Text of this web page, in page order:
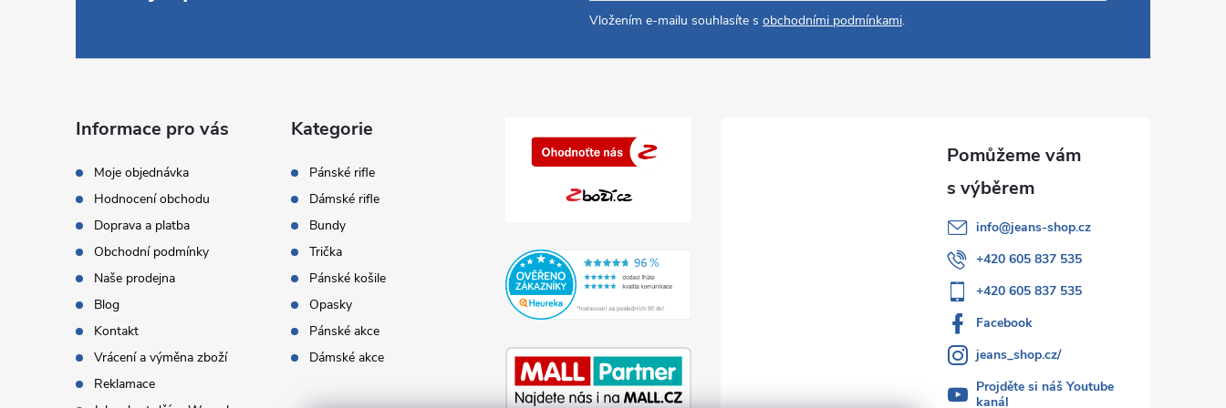
Vložením e-mailu souhlasíte s obchodními podmínkami.
Informace pro vás
Moje objednávka
Hodnocení obchodu
Doprava a platba
Obchodní podmínky
Naše prodejna
Blog
Kontakt
Vrácení a výměna zboží
Reklamace
Kategorie
Pánské rifle
Dámské rifle
Bundy
Trička
Pánské košile
Opasky
Pánské akce
Dámské akce
info@jeans-shop.cz
+420 605 837 535
+420 605 837 535
Facebook
jeans_shop.cz/
Projděte si náš Youtube
kanál